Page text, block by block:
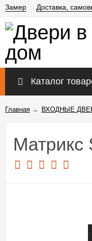
Замер Доставка,
Каталог
Главная → ВХОДНЫЕ
Матрикс